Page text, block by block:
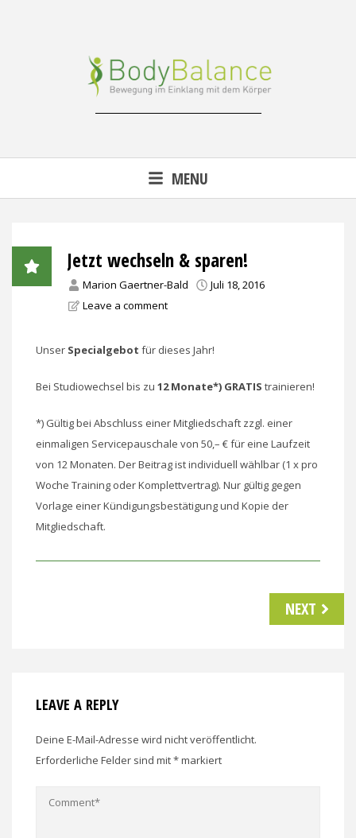
MENU
Jetzt wechseln & sparen!
Marion Gaertner-Bald
Juli 18, 2016
Leave a comment
Unser Specialgebot für dieses Jahr!
Bei Studiowechsel bis zu 12 Monate*) GRATIS trainieren!
*) Gültig bei Abschluss einer Mitgliedschaft zzgl. einer
einmaligen Servicepauschale von 50,– € für eine Laufzeit
von 12 Monaten. Der Beitrag ist individuell wählbar (1 x pro
Woche Training oder Komplettvertrag). Nur gültig gegen
Vorlage einer Kündigungsbestätigung und Kopie der
Mitgliedschaft.
NEXT
LEAVE A REPLY
Deine E-Mail-Adresse wird nicht veröffentlicht.
Erforderliche Felder sind mit*markiert